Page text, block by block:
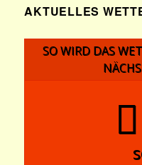
AKTUELLES
SO WIRD DAS